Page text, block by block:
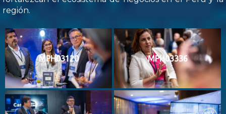
región.
MPH03120 MPH03336